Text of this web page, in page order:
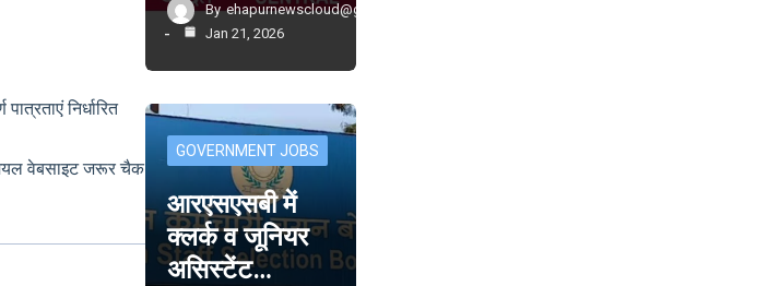
निर्धारित
वेबसाइट जरूर चैक
By ehapurnewscloud@gmail.com
Jan 21, 2026
GOVERNMENT JOBS
आरएसएसबी में
क्लर्क व जूनियर
असिस्टेंट…